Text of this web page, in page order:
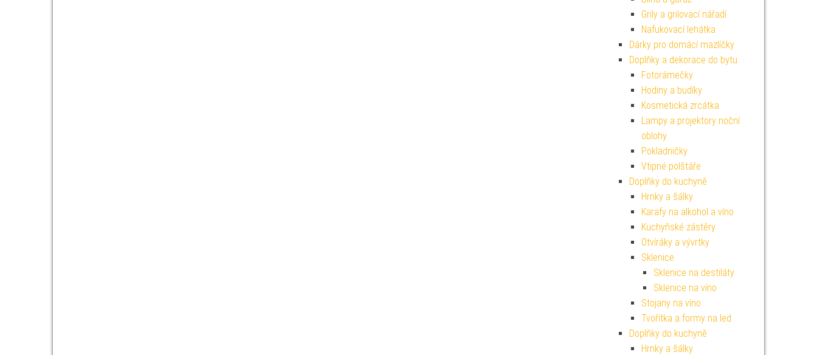
Grily a grilovací nářadí
Nafukovací lehátka
Dárky pro domácí mazlíčky
Doplňky a dekorace do bytu
Fotorámečky
Hodiny a budíky
Kosmetická zrcátka
Lampy a projektory noční
oblohy
Pokladničky
Vtipné polštáře
Doplňky do kuchyně
Hrnky a šálky
Karafy na alkohol a víno
Kuchyňské zástěry
Otvíráky a vývrtky
Sklenice
Sklenice na destiláty
Sklenice na víno
Stojany na víno
Tvořítka a formy na led
Doplňky do kuchyně
Hrnky a šálky